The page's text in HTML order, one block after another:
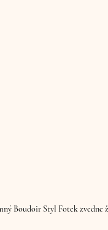
Boudoir Styl Fotek zvedne